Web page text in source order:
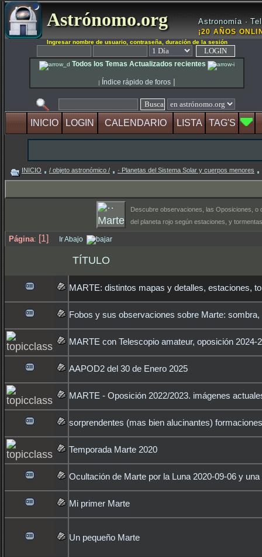
Astrónomo.org Astronomía ·
¡20 AÑOS
Ingresar nombre de usuario, contraseña, duración de la sesión
Todos los Temas Actualizados recientes
| Índice rápido de foros |
INICIO LOGIN CALENDARIO LISTA TAG'S
INICIO / objeto astronómico / · Planetas del Sistema Solar y cuerpos menores
Descubre observaciones, las Oposiciones, o
del planeta rojo según estaciones, y
Página: [1] Ir Abajo
TÍTULO
MARTE: distintos mapas y detalles, estaciones,
Fobos y sus observaciones sobre Marte:
MARTE con Telescopio amateur, oposición 2024-
AAPOD2 del 30 de Enero 2025
MARTE - Oposición 2022/2023. imágenes
sorprendentes (mas bien alucinantes)
Temporada Marte 2020
Ocultación de Marte por la Luna 2020-09-06 y una
Mi primer Marte
Un pequeño Marte